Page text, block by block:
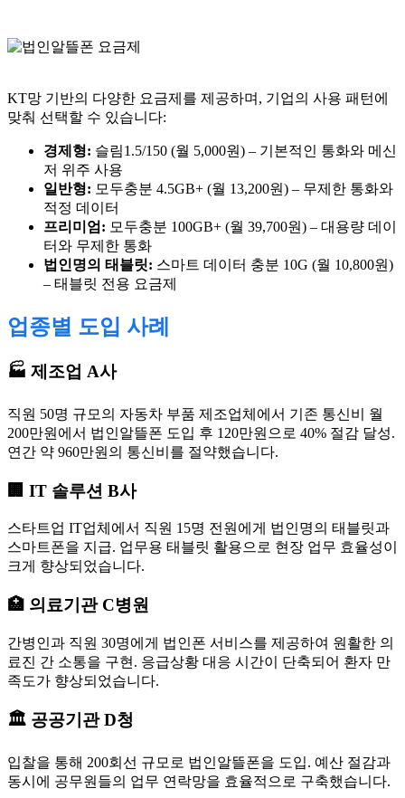
KT망 기반의 다양한 요금제를 제공하며, 기업의 사용 패턴에
맞춰 선택할 수 있습니다:
경제형: 슬림1.5/150 (월 5,000원) – 기본적인 통화와 메신
저 위주 사용
일반형: 모두충분 4.5GB+ (월 13,200원) – 무제한 통화와
적정 데이터
프리미엄: 모두충분 100GB+ (월 39,700원) – 대용량 데이
터와 무제한 통화
법인명의 태블릿: 스마트 데이터 충분 10G (월 10,800원)
– 태블릿 전용 요금제
업종별 도입 사례
🏭 제조업 A사
직원 50명 규모의 자동차 부품 제조업체에서 기존 통신비 월
200만원에서 법인알뜰폰 도입 후 120만원으로 40% 절감 달성.
연간 약 960만원의 통신비를 절약했습니다.
🏢 IT 솔루션 B사
스타트업 IT업체에서 직원 15명 전원에게 법인명의 태블릿과
스마트폰을 지급. 업무용 태블릿 활용으로 현장 업무 효율성이
크게 향상되었습니다.
🏥 의료기관 C병원
간병인과 직원 30명에게 법인폰 서비스를 제공하여 원활한 의
료진 간 소통을 구현. 응급상황 대응 시간이 단축되어 환자 만
족도가 향상되었습니다.
🏛️ 공공기관 D청
입찰을 통해 200회선 규모로 법인알뜰폰을 도입. 예산 절감과
동시에 공무원들의 업무 연락망을 효율적으로 구축했습니다.